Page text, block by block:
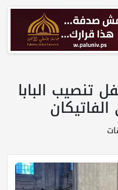
البابا